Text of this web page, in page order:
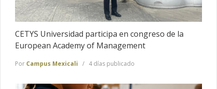
CETYS Universidad participa en congreso de la
European Academy of Management
Por Campus Mexicali 4 días publicado